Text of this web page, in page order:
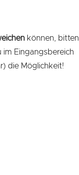
können, bitten
Eingangsbereich
die Möglichkeit!